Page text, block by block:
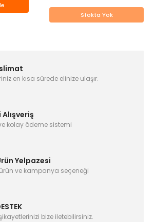
Stokta Yok
en kısa sürede elinize ulaşır.
kolay ödeme sistemi
Yelpazesi
ve kampanya seçeneği
bize iletebilirsiniz.